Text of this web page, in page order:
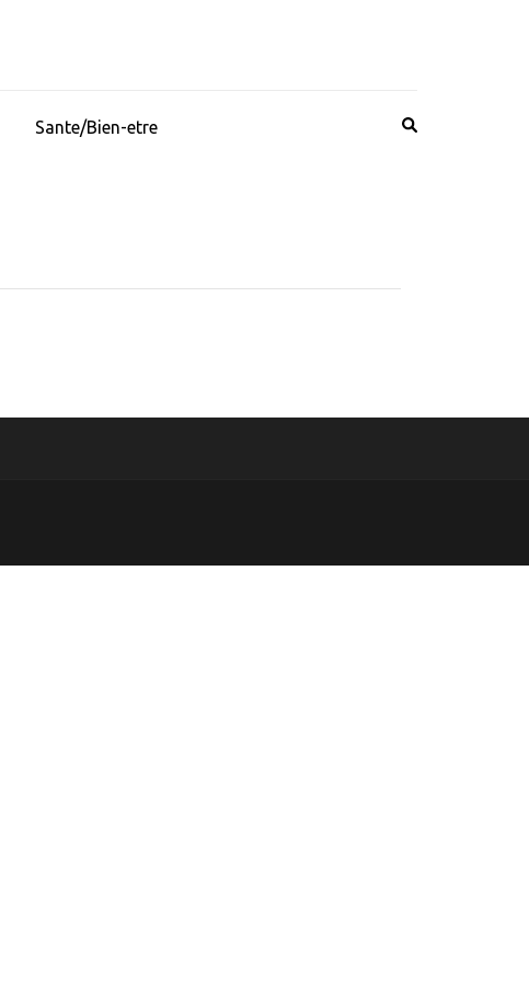
Sante/Bien-etre